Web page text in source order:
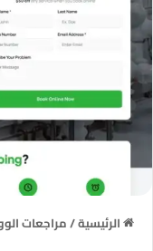
الرئيسية/مراجعات